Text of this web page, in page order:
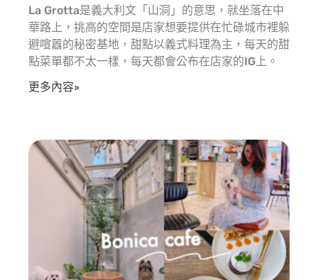
海鮮盤
肉盤
⬆牛腹肉
⬇台灣黑豚肉
因為我們是四人到訪共點了兩份雙人海陸套餐，所以
慾，非常聰明呢！！！
副餐
副餐的選擇有烏龍麵、白飯、冬粉、王子麵，可以擇
飲品部分有冬瓜檸檬、高山青茶、冰淇淋紅茶、冰釀
酸梅汁可以選擇，另有提供蜂蜜醋可以無限暢飲。
今天的甜點有熱紅豆湯及冰仙草蜜可以選擇，我們就
La Grotta是義大利文「山洞」的意思，就坐落在中
華路上，挑高的空間是店家想要提供在忙碌城市裡躲
避喧囂的秘密基地，甜點以義式料理為主，每天的甜
點菜單都不太一樣，每天都會公布在店家的IG上。
更多內容»